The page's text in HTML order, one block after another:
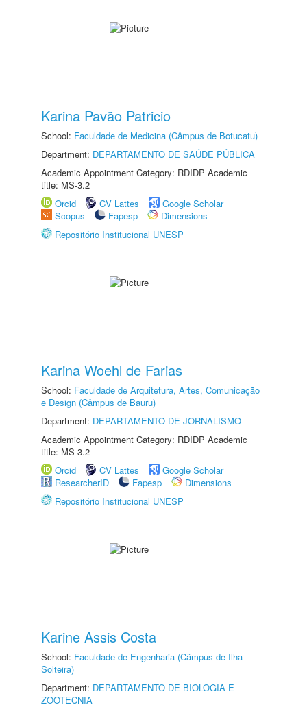
Karina Pavão Patricio
School: Faculdade de Medicina (Câmpus de Botucatu)
Department: DEPARTAMENTO DE SAÚDE PÚBLICA
Academic Appointment Category: RDIDP Academic
title: MS-3.2
Orcid
CV Lattes
Google Scholar
Scopus
Fapesp
Dimensions
Repositório Institucional UNESP
Karina Woehl de Farias
School: Faculdade de Arquitetura, Artes, Comunicação
e Design (Câmpus de Bauru)
Department: DEPARTAMENTO DE JORNALISMO
Academic Appointment Category: RDIDP Academic
title: MS-3.2
Orcid
CV Lattes
Google Scholar
ResearcherID
Fapesp
Dimensions
Repositório Institucional UNESP
Karine Assis Costa
School: Faculdade de Engenharia (Câmpus de Ilha
Solteira)
Department: DEPARTAMENTO DE BIOLOGIA E
ZOOTECNIA